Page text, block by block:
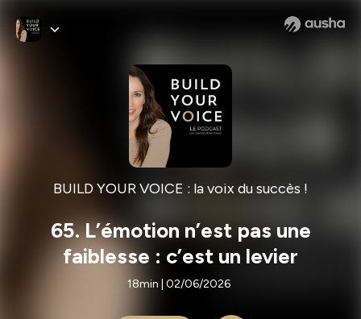
BUILD YOUR VOICE : la voix du succès !
65. L’émotion n’est pas une
faiblesse : c’est un levier
18min | 02/06/2026